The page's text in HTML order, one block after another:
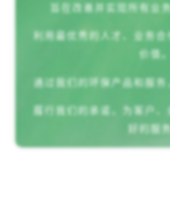
旨在改善并实现所有业
利用最优秀的人才、业务
价值。
通过我们的环保产品和服务
履行我们的承诺，为客户
好的服